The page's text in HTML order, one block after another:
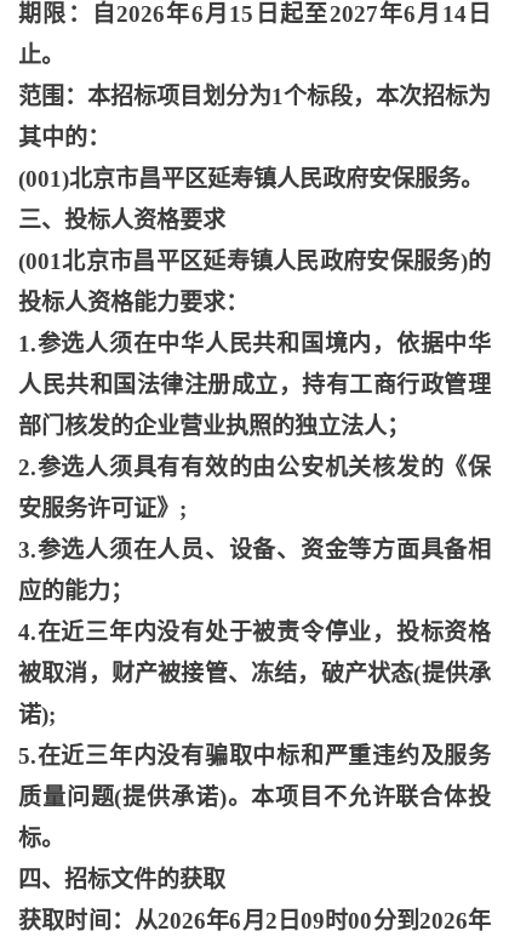
期限：自2026年6月15日起至2027年6月14日
止。
范围：本招标项目划分为1个标段，本次招标为
其中的：
(001)北京市昌平区延寿镇人民政府安保服务。
三、投标人资格要求
(001北京市昌平区延寿镇人民政府安保服务)的
投标人资格能力要求：
1.参选人须在中华人民共和国境内，依据中华
人民共和国法律注册成立，持有工商行政管理
部门核发的企业营业执照的独立法人；
2.参选人须具有有效的由公安机关核发的《保
安服务许可证》;
3.参选人须在人员、设备、资金等方面具备相
应的能力；
4.在近三年内没有处于被责令停业，投标资格
被取消，财产被接管、冻结，破产状态(提供承
诺);
5.在近三年内没有骗取中标和严重违约及服务
质量问题(提供承诺)。本项目不允许联合体投
标。
四、招标文件的获取
获取时间：从2026年6月2日09时00分到2026年